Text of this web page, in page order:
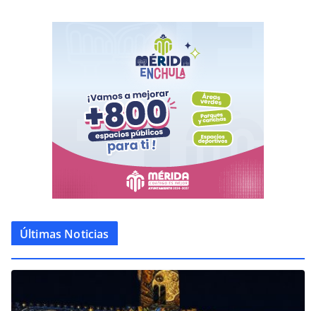
Últimas Noticias